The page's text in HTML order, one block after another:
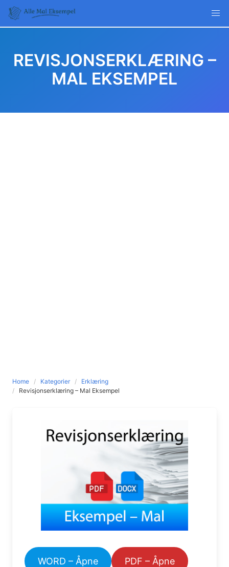
Skip
content
REVISJONSERKLÆRING –
MAL EKSEMPEL
Home Kategorier
Erklæring
Revisjonserklæring – Mal Eksempel
WORD – Åpne PDF – Åpne